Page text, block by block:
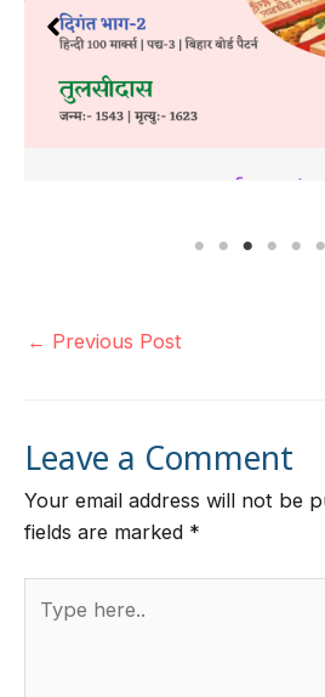
गद्य-1 | बातचीत
हिन्दी
← Previous Post
Leave a Comment
Your email address will not be
fields are marked *
here..